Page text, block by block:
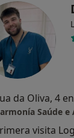
da Oliva, 4
Saúde e
visita